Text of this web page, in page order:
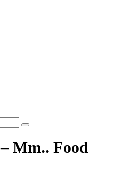
Mm.. Food